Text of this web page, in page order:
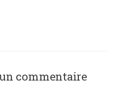
commentaire